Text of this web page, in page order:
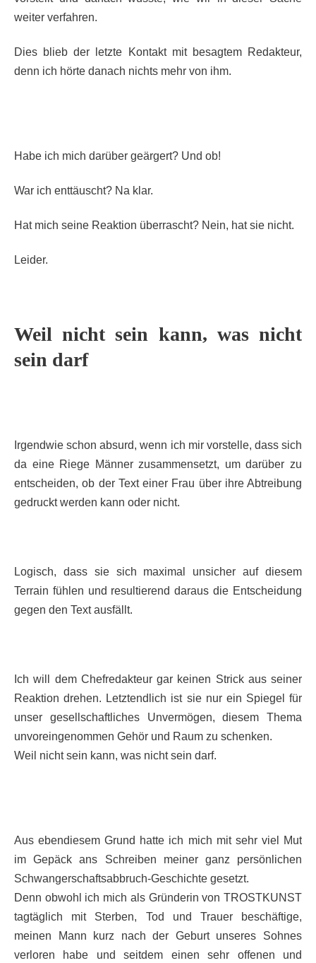
weiter verfahren.
Dies blieb der letzte Kontakt mit besagtem Redakteur,
denn ich hörte danach nichts mehr von ihm.
Habe ich mich darüber geärgert? Und ob!
War ich enttäuscht? Na klar.
Hat mich seine Reaktion überrascht? Nein, hat sie nicht.
Leider.
Weil nicht sein kann, was nicht
sein darf
Irgendwie schon absurd, wenn ich mir vorstelle, dass sich
da eine Riege Männer zusammensetzt, um darüber zu
entscheiden, ob der Text einer Frau über ihre Abtreibung
gedruckt werden kann oder nicht.
Logisch, dass sie sich maximal unsicher auf diesem
Terrain fühlen und resultierend daraus die Entscheidung
gegen den Text ausfällt.
Ich will dem Chefredakteur gar keinen Strick aus seiner
Reaktion drehen. Letztendlich ist sie nur ein Spiegel für
unser gesellschaftliches Unvermögen, diesem Thema
unvoreingenommen Gehör und Raum zu schenken.
Weil nicht sein kann, was nicht sein darf.
Aus ebendiesem Grund hatte ich mich mit sehr viel Mut
im Gepäck ans Schreiben meiner ganz persönlichen
Schwangerschaftsabbruch-Geschichte gesetzt.
Denn obwohl ich mich als Gründerin von TROSTKUNST
tagtäglich mit Sterben, Tod und Trauer beschäftige,
meinen Mann kurz nach der Geburt unseres Sohnes
verloren habe und seitdem einen sehr offenen und